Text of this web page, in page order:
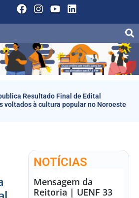
Resultado Final de Edital
voltados à cultura popular no Noroeste
NOTÍCIAS
Mensagem da
Reitoria | UENF 33